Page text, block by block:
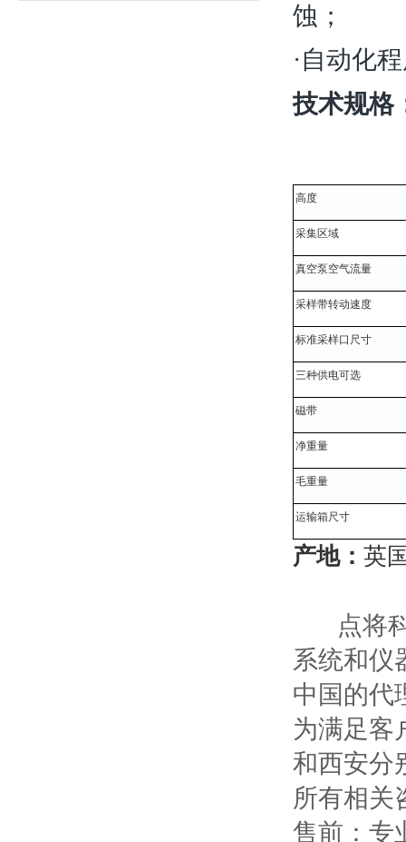
蚀；
·自动化
技术规格
高度
采集区域
真空泵空气流量
采样带转动速度
标准采样口尺寸
三种供电可选
磁带
净重量
毛重量
运输箱尺寸
产地： 英
点将
系统和仪
中国的代
为满足客
和西安分
所有相关
售前：专